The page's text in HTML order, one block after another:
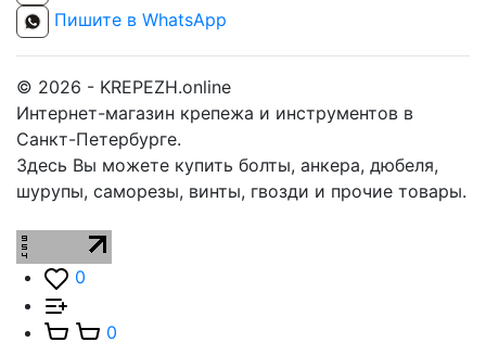
Пишите в WhatsApp
© 2026 - KREPEZH.online
Интернет-магазин крепежа и инструментов в
Санкт-Петербурге.
Здесь Вы можете купить болты, анкера, дюбеля,
шурупы, саморезы, винты, гвозди и прочие товары.
0
0